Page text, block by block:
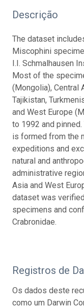
Descrição
The dataset
Miscophini
I.I. Schmalhausen
Most of the
(Mongolia), Central
Tajikistan,
and West Europe
to 1992 and
is formed from the
expeditions and
natural and
administrative
Asia and West
dataset was
specimens and
Crabronidae.
Registros de
Os dados deste
como um Darwin